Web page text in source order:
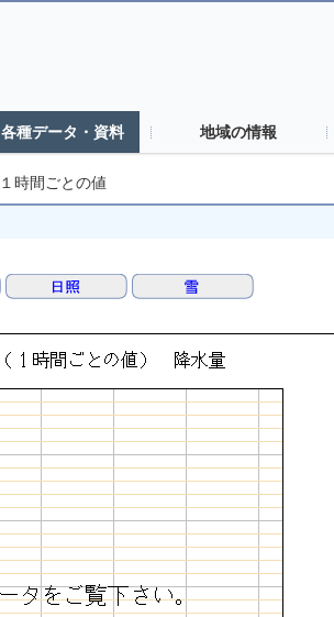
各種データ・資料 地域の情報
１時間ごとの値